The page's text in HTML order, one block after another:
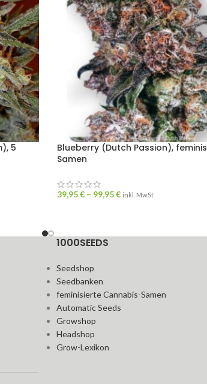
5
Blueberry (Dutch Passion),
Samen
39,95€ – 99,95€ inkl. MwSt
1000SEEDS
Seedshop
Seedbanken
feminisierte Cannabis-Samen
Automatic Seeds
Growshop
Headshop
Grow-Lexikon